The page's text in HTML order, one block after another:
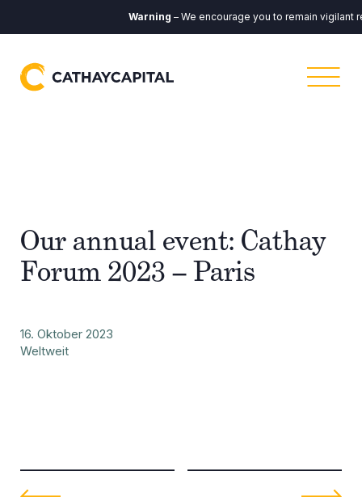
Warning– We encourage you to remain vigilant
Our annual event: Cathay
Forum 2023 – Paris
16. Oktober 2023
Weltweit